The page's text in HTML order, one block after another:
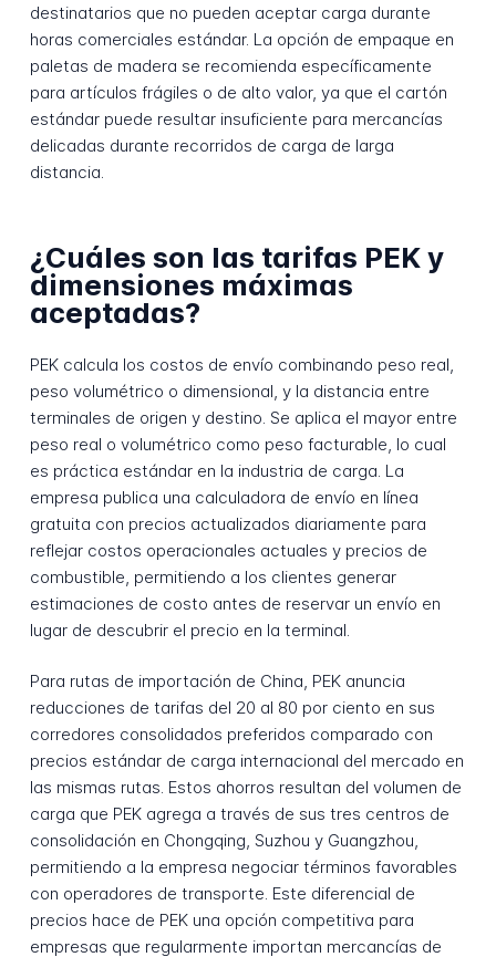
destinatarios que no pueden aceptar carga durante
horas comerciales estándar. La opción de empaque en
paletas de madera se recomienda específicamente
para artículos frágiles o de alto valor, ya que el cartón
estándar puede resultar insuficiente para mercancías
delicadas durante recorridos de carga de larga
distancia.
¿Cuáles son las tarifas PEK y
dimensiones máximas
aceptadas?
PEK calcula los costos de envío combinando peso real,
peso volumétrico o dimensional, y la distancia entre
terminales de origen y destino. Se aplica el mayor entre
peso real o volumétrico como peso facturable, lo cual
es práctica estándar en la industria de carga. La
empresa publica una calculadora de envío en línea
gratuita con precios actualizados diariamente para
reflejar costos operacionales actuales y precios de
combustible, permitiendo a los clientes generar
estimaciones de costo antes de reservar un envío en
lugar de descubrir el precio en la terminal.
Para rutas de importación de China, PEK anuncia
reducciones de tarifas del 20 al 80 por ciento en sus
corredores consolidados preferidos comparado con
precios estándar de carga internacional del mercado en
las mismas rutas. Estos ahorros resultan del volumen de
carga que PEK agrega a través de sus tres centros de
consolidación en Chongqing, Suzhou y Guangzhou,
permitiendo a la empresa negociar términos favorables
con operadores de transporte. Este diferencial de
precios hace de PEK una opción competitiva para
empresas que regularmente importan mercancías de